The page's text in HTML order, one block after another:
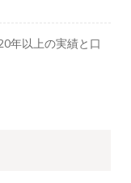
年以上の実績と口